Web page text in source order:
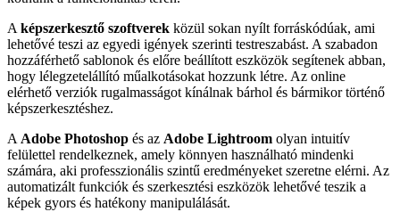
A képszerkesztő szoftverek közül sokan nyílt forráskódúak, ami
lehetővé teszi az egyedi igények szerinti testreszabást. A szabadon
hozzáférhető sablonok és előre beállított eszközök segítenek abban,
hogy lélegzetelállító műalkotásokat hozzunk létre. Az online
elérhető verziók rugalmasságot kínálnak bárhol és bármikor történő
képszerkesztéshez.
A Adobe Photoshop és az Adobe Lightroom olyan intuitív
felülettel rendelkeznek, amely könnyen használható mindenki
számára, aki professzionális szintű eredményeket szeretne elérni. Az
automatizált funkciók és szerkesztési eszközök lehetővé teszik a
képek gyors és hatékony manipulálását.